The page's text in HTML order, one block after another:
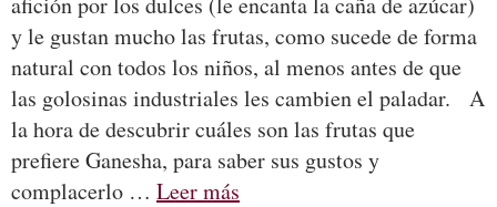
y le gustan mucho las frutas, como sucede de forma
natural con todos los niños, al menos antes de que
las golosinas industriales les cambien el paladar. A
la hora de descubrir cuáles son las frutas que
prefiere Ganesha, para saber sus gustos y
complacerlo … Leer más